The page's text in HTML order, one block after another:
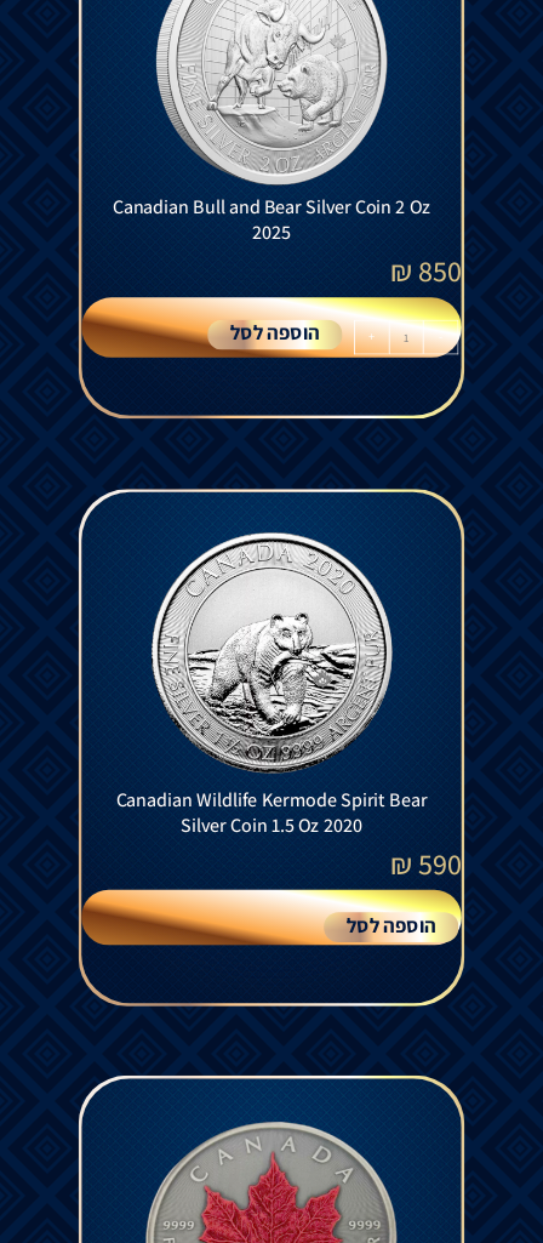
Canadian Bull and Bear Silver Coin 2 Oz
2025
850
₪
-
+ הוספה לסל
Canadian Wildlife Kermode Spirit Bear
Silver Coin 1.5 Oz 2020
590
₪
הוספה לסל